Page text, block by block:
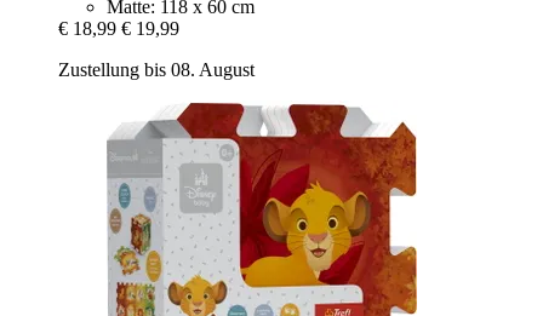
Matte: 118 x 60 cm
€ 18,99 € 19,99
Zustellung bis 08. August